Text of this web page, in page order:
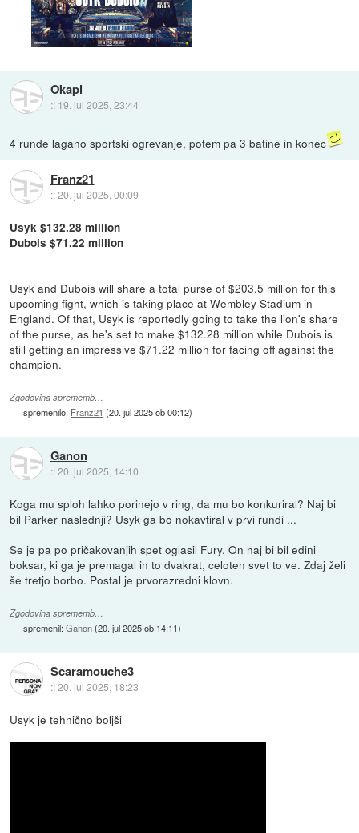
Okapi
:: 19. jul 2025, 23:44
4 runde lagano sportski ogrevanje, potem pa 3 batine in konec
Franz21
::20. jul 2025, 00:09
Usyk $132.28 million
Dubois $71.22 million
Usyk and Dubois will share a total purse of $203.5 million for this
upcoming fight, which is taking place at Wembley Stadium in
England. Of that, Usyk is reportedly going to take the lion's share
of the purse, as he's set to make $132.28 million while Dubois is
still getting an impressive $71.22 million for facing off against the
champion.
Zgodovina sprememb…
spremenilo: Franz21 (20. jul 2025 ob 00:12)
Ganon
::20. jul 2025, 14:10
Koga mu sploh lahko porinejo v ring, da mu bo konkuriral? Naj bi
bil Parker naslednji? Usyk ga bo nokavtiral v prvi rundi ...
Se je pa po pričakovanjih spet oglasil Fury. On naj bi bil edini
boksar, ki ga je premagal in to dvakrat, celoten svet to ve. Zdaj želi
še tretjo borbo. Postal je prvorazredni klovn.
Zgodovina sprememb…
spremenil:Ganon(20. jul 2025 ob 14:11)
Scaramouche3
::20. jul 2025, 18:23
Usyk je tehnično boljši